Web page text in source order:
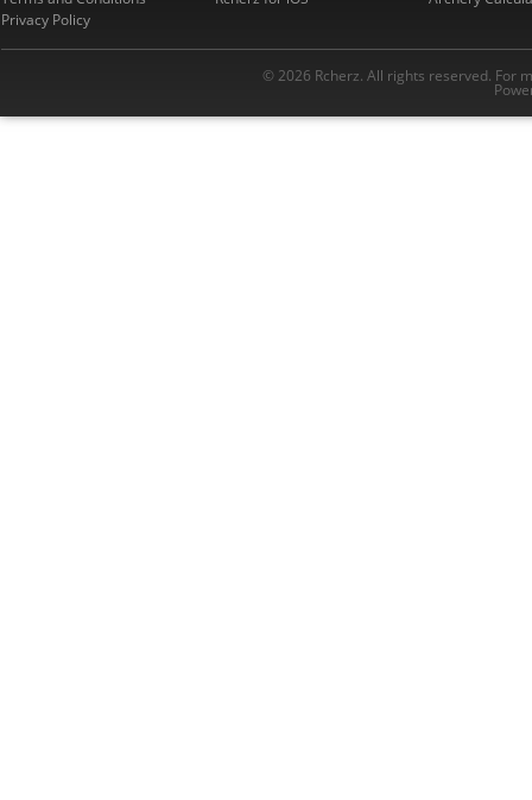
Privacy Policy
© 2026 Rcherz. All rights reserved. For